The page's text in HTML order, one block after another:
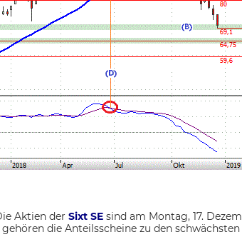
Aktien der Sixt SE sind am Montag, 17.
die Anteilsscheine zu den schwächsten